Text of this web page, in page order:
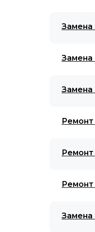
Замена
Замена
Замена
Ремонт
Ремонт
Ремонт
Замена